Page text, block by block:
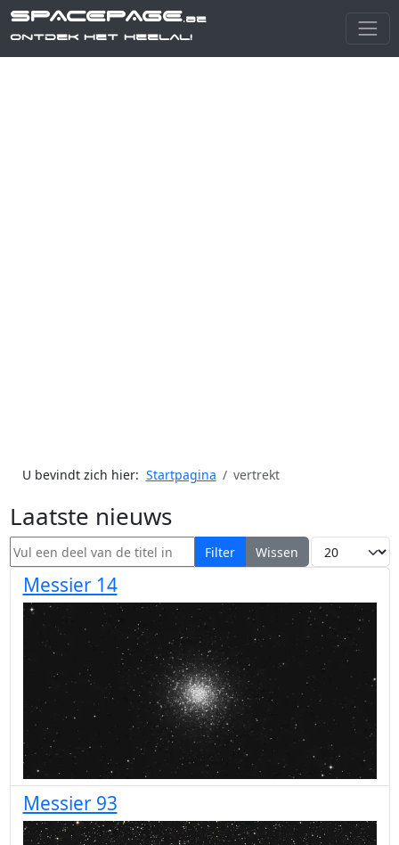
SPACEPAGE.be
Ontdek het heelal!
U bevindt zich hier: Startpagina vertrekt
Laatste nieuws
Vul een deel van de titel in Filter Wissen Toon #
Messier 14
Messier 93